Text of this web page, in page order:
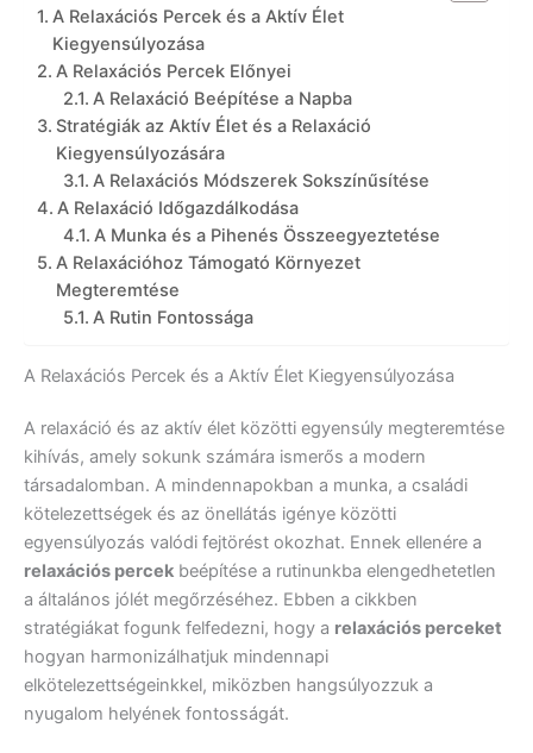
A Relaxációs Percek és a Aktív Élet
Kiegyensúlyozása
A Relaxációs Percek Előnyei
A Relaxáció Beépítése a Napba
Stratégiák az Aktív Élet és a Relaxáció
Kiegyensúlyozására
A Relaxációs Módszerek Sokszínűsítése
A Relaxáció Időgazdálkodása
A Munka és a Pihenés Összeegyeztetése
A Relaxációhoz Támogató Környezet
Megteremtése
A Rutin Fontossága
A Relaxációs Percek és a Aktív Élet Kiegyensúlyozása
A relaxáció és az aktív élet közötti egyensúly megteremtése
kihívás, amely sokunk számára ismerős a modern
társadalomban. A mindennapokban a munka, a családi
kötelezettségek és az önellátás igénye közötti
egyensúlyozás valódi fejtörést okozhat. Ennek ellenére a
relaxációs percek beépítése a rutinunkba elengedhetetlen
a általános jólét megőrzéséhez. Ebben a cikkben
stratégiákat fogunk felfedezni, hogy a relaxációs perceket
hogyan harmonizálhatjuk mindennapi
elkötelezettségeinkkel, miközben hangsúlyozzuk a
nyugalom helyének fontosságát.